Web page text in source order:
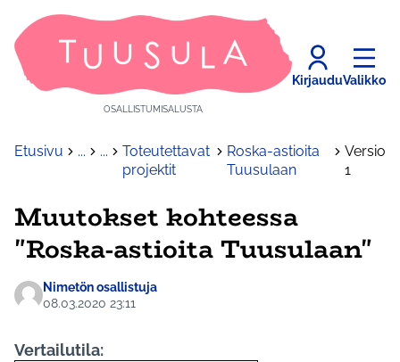
OSALLISTUMISALUSTA
KirjauduValikko
Etusivu ... ...
Toteutettavat
projektit
Roska-astioita
Tuusulaan
Versio
1
Muutokset kohteessa
"Roska-astioita Tuusulaan"
Nimetön osallistuja
08.03.2020 23:11
Vertailutila: